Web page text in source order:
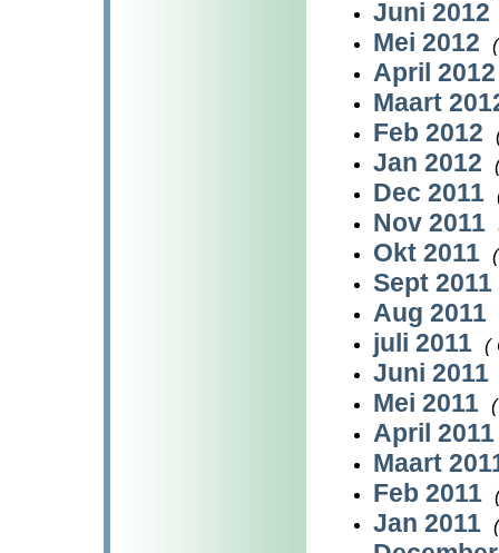
Juni 2012
Mei 2012
April
Maart
Feb 2012
Jan 2012
Dec 2011
Nov 2011
Okt 2011
Sept 2011
Aug 2011
juli 2011 (
Juni 2011
Mei 2011
April
Maart
Feb 2011
Jan 2011